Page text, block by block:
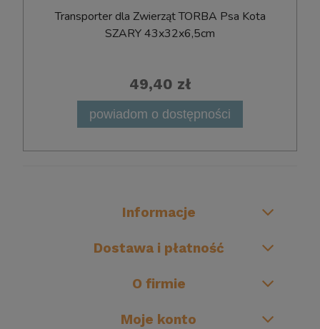
Transporter dla Zwierząt TORBA Psa Kota
SZARY 43x32x6,5cm
49,40 zł
powiadom o dostępności
Informacje
Dostawa i płatność
O firmie
Moje konto